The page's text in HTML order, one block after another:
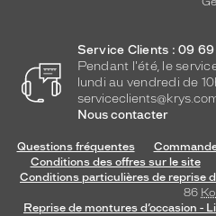
Service Clients : 09
Pendant l'été, le
lundi au vendredi de
Nous contacter
Questions fréquentes
Conditions des offres sur le site
Conditions particulières de reprise
86 Ko
Reprise de montures d’occasion -